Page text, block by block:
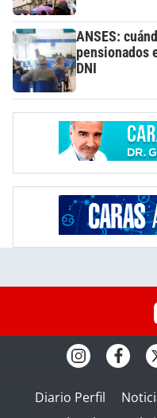
ANSES:
pensionados
DNI
Diario Perfil